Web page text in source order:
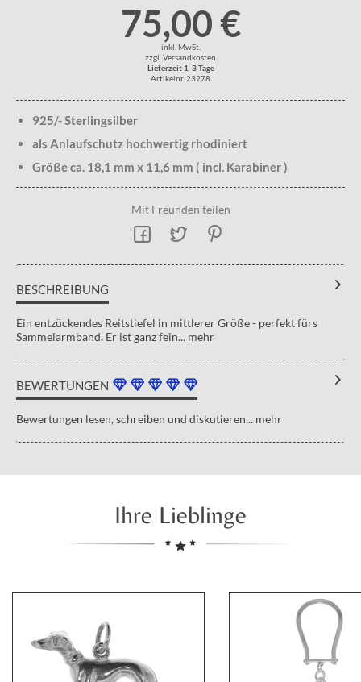
75,00 €
inkl. MwSt.
zzgl. Versandkosten
Lieferzeit 1-3 Tage
Artikelnr. 23278
925/- Sterlingsilber
als Anlaufschutz hochwertig rhodiniert
Größe ca. 18,1 mm x 11,6 mm ( incl. Karabiner )
Mit Freunden teilen
BESCHREIBUNG
Ein entzückendes Reitstiefel in mittlerer Größe - perfekt fürs
Sammelarmband. Er ist ganz fein... mehr
BEWERTUNGEN
Bewertungen lesen, schreiben und diskutieren... mehr
Ihre Lieblinge